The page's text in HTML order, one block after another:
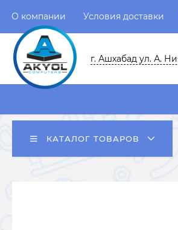
О компании Условия доставки
г. Ашхабад ул. А.
КАТАЛОГ ТОВАРОВ